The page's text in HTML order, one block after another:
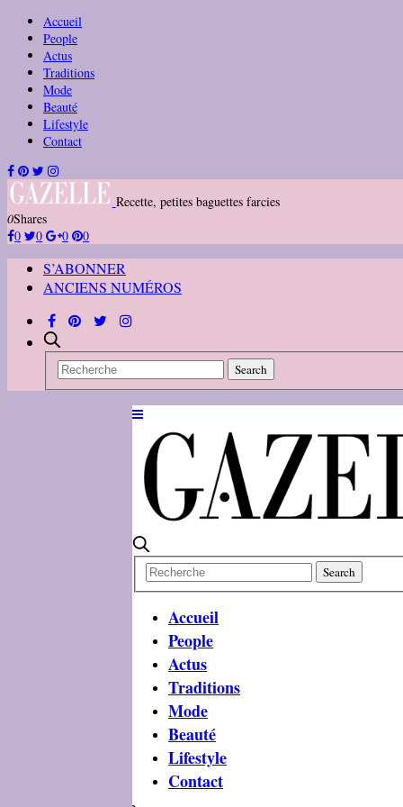
Accueil
People
Actus
Traditions
Mode
Beauté
Lifestyle
Contact
Recette, petites baguettes farcies
0Shares
0
0 0 0
S’ABONNER
ANCIENS NUMÉROS
Accueil
People
Actus
Traditions
Mode
Beauté
Lifestyle
Contact